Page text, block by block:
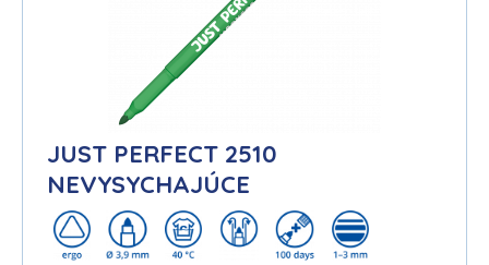
JUST PERFECT 2510
NEVYSYCHAJÚCE